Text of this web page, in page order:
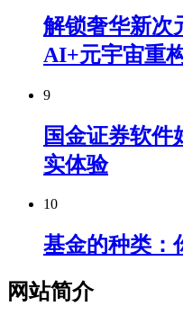
解锁奢华新
AI+元宇宙重
9
国金证券软件
实体验
10
基金的种类：
网站简介